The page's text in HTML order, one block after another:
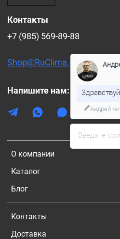
О компании
Каталог
Блог
Контакты
Доставка
Контакты
+7 (985) 569-89-88
Shop@RuClima.ru
Напишите нам:
Введите
Андрей